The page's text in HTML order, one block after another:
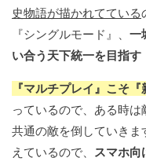
史物語が描かれてている
『シングルモード』、 一
い合う天下統一を目指す
『マルチプレイ』こそ
っているので、ある時
共通の敵を倒していき
えているので、 スマホ向